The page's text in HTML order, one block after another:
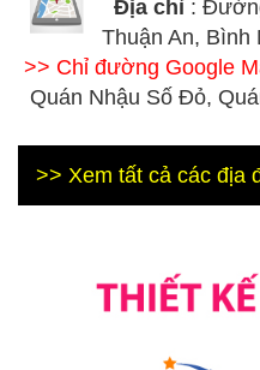
Địa chỉ :
Thuận An, Bình
>> Chỉ đường Google
Quán Nhậu Số Đỏ,
>> Xem tất cả các địa